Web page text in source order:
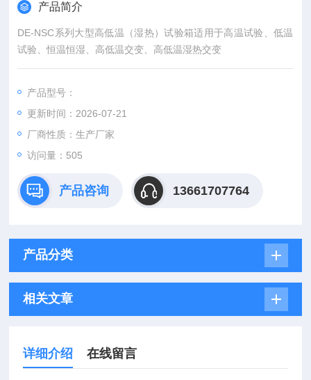
产品简介
DE-NSC系列大型高低温（湿热）试验箱适用于高温试验、低温
试验、恒温恒湿、高低温交变、高低温湿热交变
产品型号：
更新时间：2026-07-21
厂商性质：生产厂家
访问量：505
产品咨询 13661707764
产品分类
相关文章
详细介绍 在线留言